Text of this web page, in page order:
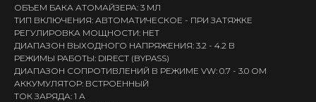
ОБЪЕМ БАКА АТОМАЙЗЕРА: 3 МЛ
ТИП ВКЛЮЧЕНИЯ: АВТОМАТИЧЕСКОЕ - ПРИ ЗАТЯЖКЕ
РЕГУЛИРОВКА МОЩНОСТИ: НЕТ
ДИАПАЗОН ВЫХОДНОГО НАПРЯЖЕНИЯ: 3.2 - 4.2 В
РЕЖИМЫ РАБОТЫ: DIRECT (BYPASS)
ДИАПАЗОН СОПРОТИВЛЕНИЙ В РЕЖИМЕ VW: 0.7 - 3.0 ОМ
АККУМУЛЯТОР: ВСТРОЕННЫЙ
ТОК ЗАРЯДА: 1 А
POD-системы
Скидки/Акции
Ароматизаторы / Жидкость
Каталог